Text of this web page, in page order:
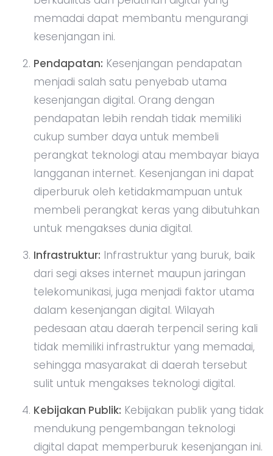
memadai dapat membantu mengurangi
kesenjangan ini.
Pendapatan: Kesenjangan pendapatan
menjadi salah satu penyebab utama
kesenjangan digital. Orang dengan
pendapatan lebih rendah tidak memiliki
cukup sumber daya untuk membeli
perangkat teknologi atau membayar biaya
langganan internet. Kesenjangan ini dapat
diperburuk oleh ketidakmampuan untuk
membeli perangkat keras yang dibutuhkan
untuk mengakses dunia digital.
Infrastruktur: Infrastruktur yang buruk, baik
dari segi akses internet maupun jaringan
telekomunikasi, juga menjadi faktor utama
dalam kesenjangan digital. Wilayah
pedesaan atau daerah terpencil sering kali
tidak memiliki infrastruktur yang memadai,
sehingga masyarakat di daerah tersebut
sulit untuk mengakses teknologi digital.
Kebijakan Publik: Kebijakan publik yang tidak
mendukung pengembangan teknologi
digital dapat memperburuk kesenjangan ini.